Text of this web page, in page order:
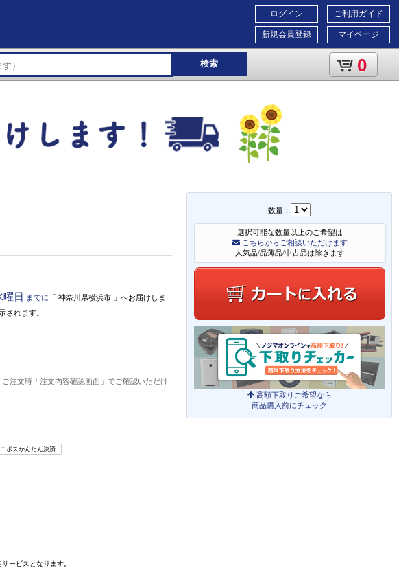
ご利用ガイド
マイページ
ログイン
新規会員登録
検索 0
数量：
選択可能な数量以上のご希望は
こちらからご相談いただけます
人気品/品薄品/中古品は除きます
高額下取りご希望なら
商品購入前にチェック
曜日 までに 「 神奈川県横浜市 」 へお届けしま
されます。
注文時「注文内容確認画面」でご確認いただけ
エポスかんたん決済
ービスとなります。